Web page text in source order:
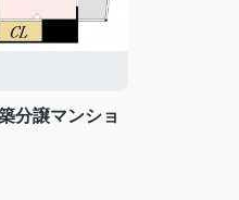
分譲マンショ